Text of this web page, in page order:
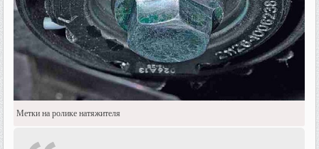
Метки на ролике натяжителя